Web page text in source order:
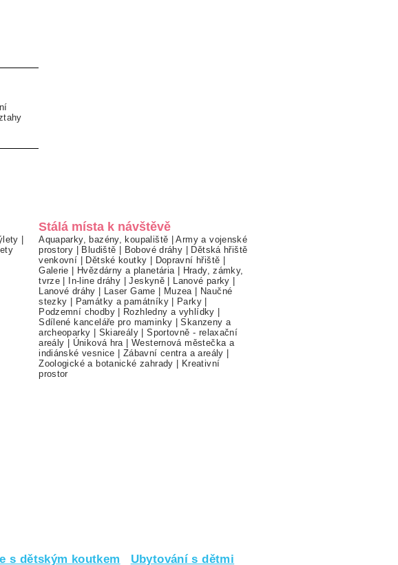
Stálá místa k návštěvě
Aquaparky, bazény, koupaliště |Army a vojenské
prostory
Bludiště Bobové dráhy
Dětská hřiště
venkovní
Dětské koutky Dopravní hřiště
Galerie
Hvězdárny a planetária|
Hrady, zámky,
tvrze
In-line dráhy |Jeskyně Lanové parky
Lanové dráhy
Laser Game Muzea|
Naučné
stezky
Památky a památníky| Parky
Podzemní chodby| Rozhledny a vyhlídky
Sdílené kanceláře pro maminky |Skanzeny a
archeoparky
Skiareály |Sportovně - relaxační
areály
Úniková hra|Westernová městečka a
indiánské vesnice
Zábavní centra a areály
Zoologické a botanické zahrady
Kreativní
prostor
s dětským koutkem Ubytování s dětmi